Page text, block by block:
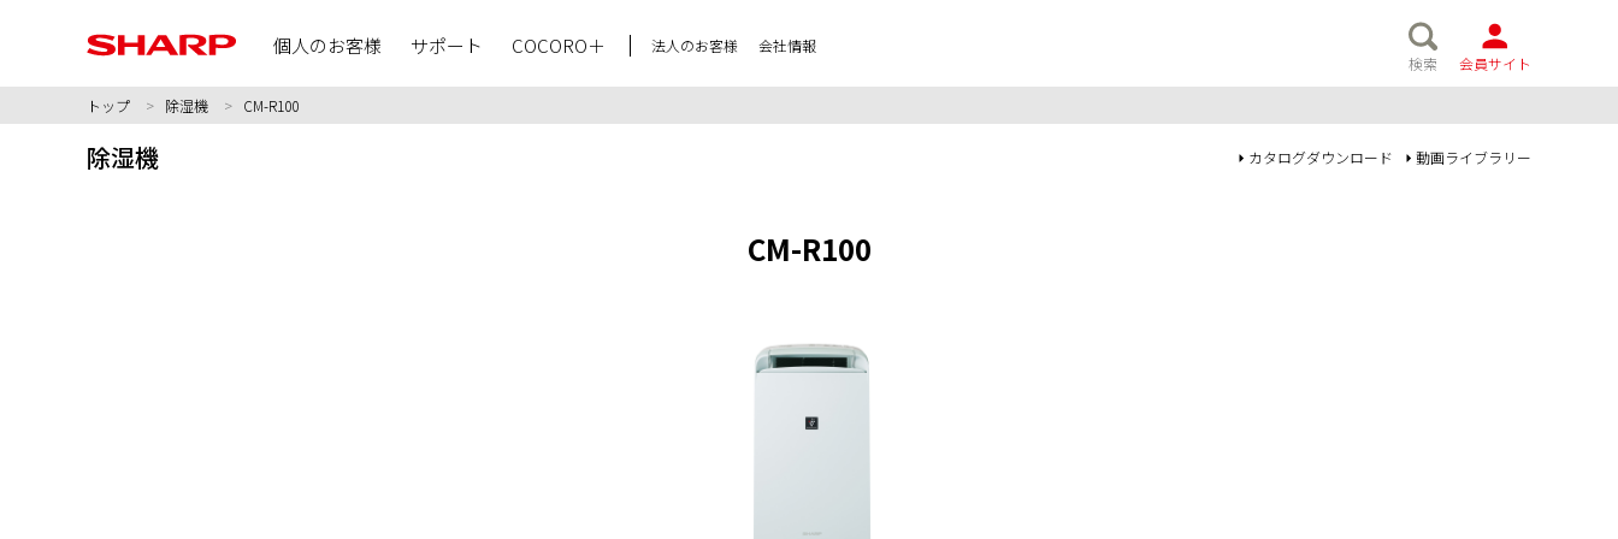
個人のお客様 サポート COCORO＋ 法人のお客様
会社情報
検索
会員サイト
トップ 除湿機 CM-R100
除湿機 カタログダウンロード 動画ライブラリー
CM-R100